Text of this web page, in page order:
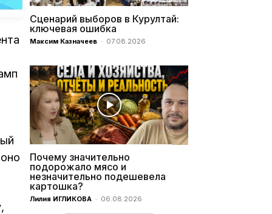
Сценарий выборов в Курултай:
ключевая ошибка
Максим Казначеев - 07.08.2026
Почему значительно
подорожало мясо и
незначительно подешевела
картошка?
Лилия ИГЛИКОВА - 06.08.2026